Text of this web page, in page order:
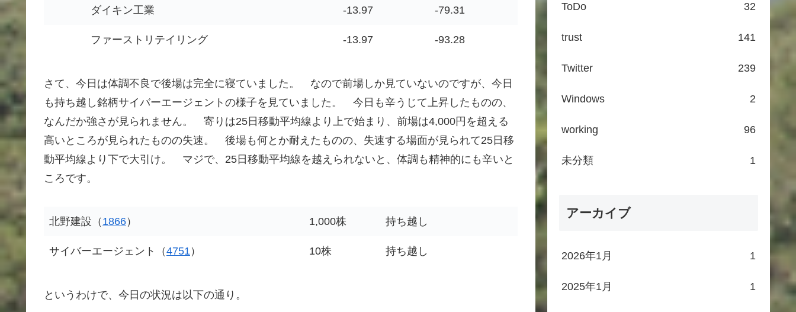
ダイキン工業 -13.97 -79.31
ファーストリテイリング -13.97 -93.28
さて、今日は体調不良で後場は完全に寝ていました。 なので前場しか見ていないのですが、今日
も持ち越し銘柄サイバーエージェントの様子を見ていました。 今日も辛うじて上昇したものの、
なんだか強さが見られません。 寄りは25日移動平均線より上で始まり、前場は4,000円を超える
高いところが見られたものの失速。 後場も何とか耐えたものの、失速する場面が見られて25日移
動平均線より下で大引け。 マジで、25日移動平均線を越えられないと、体調も精神的にも辛いと
ころです。
北野建設（ 1866） 1,000株 持ち越し
サイバーエージェント（4751） 10株 持ち越し
というわけで、今日の状況は以下の通り。
ToDo 32
trust 141
Twitter 239
Windows 2
working 96
未分類 1
アーカイブ
2026年1月 1
2025年1月 1